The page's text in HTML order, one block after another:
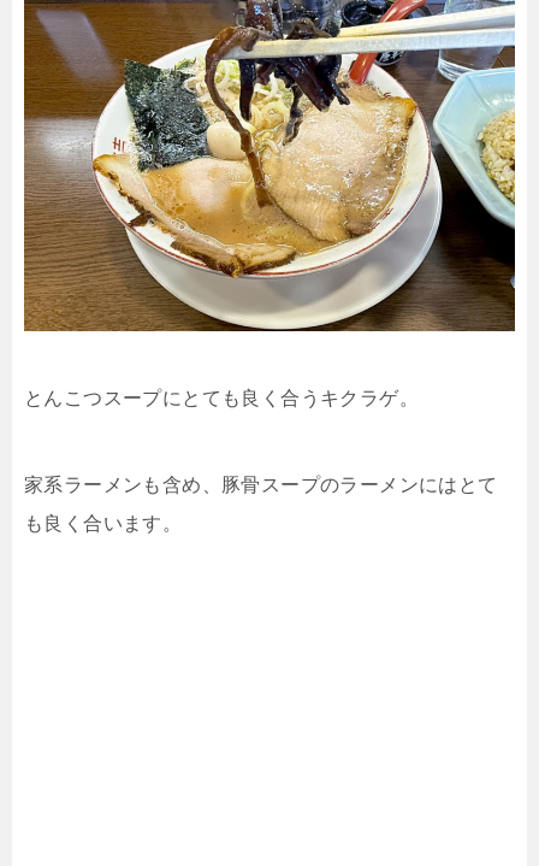
とんこつスープにとても良く合うキクラゲ。
家系ラーメンも含め、豚骨スープのラーメンにはとて
も良く合います。